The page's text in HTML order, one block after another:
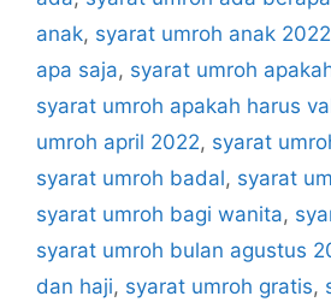
anak, syarat umroh anak 2022
apa saja, syarat umroh
syarat umroh apakah harus
umroh april 2022, syarat
syarat umroh badal, syarat
syarat umroh bagi wanita,
syarat umroh bulan agustus
dan haji, syarat umroh gratis,